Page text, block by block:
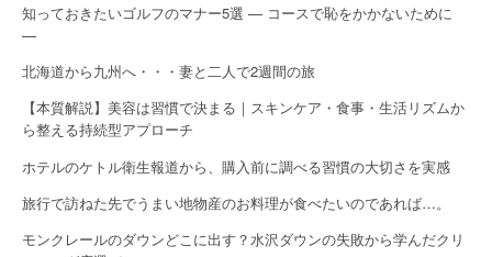
知っておきたいゴルフのマナー5選 — コースで恥をかかないために
—
北海道から九州へ・・・妻と二人で2週間の旅
【本質解説】美容は習慣で決まる｜スキンケア・食事・生活リズムか
ら整える持続型アプローチ
ホテルのケトル衛生報道から、購入前に調べる習慣の大切さを実感
旅行で訪ねた先でうまい地物産のお料理が食べたいのであれば…。
モンクレールのダウンどこに出す？水沢ダウンの失敗から学んだクリ